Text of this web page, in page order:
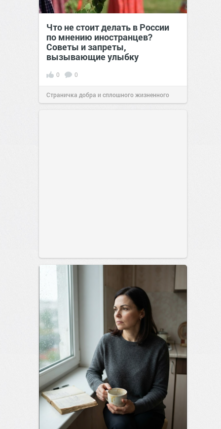
Что не стоит делать в России
по мнению иностранцев?
Советы и запреты,
вызывающие улыбку
0 0
Страничка добра и сплошного жизненного